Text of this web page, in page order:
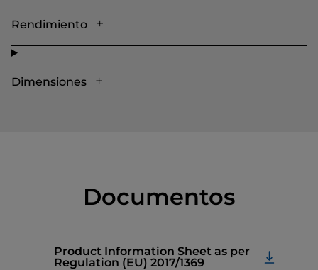
Rendimiento
Dimensiones
Documentos
Product Information Sheet as per
Regulation (EU) 2017/1369